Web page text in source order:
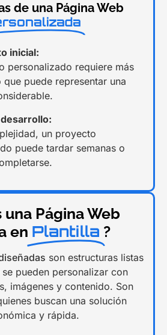
de una Página Web
inicial:
personalizado requiere más
que puede representar una
un proyecto
puede tardar semanas o
una Página Web
en Plantilla ?
son estructuras listas
pueden personalizar con
imágenes y contenido. Son
buscan una solución
y rápida.